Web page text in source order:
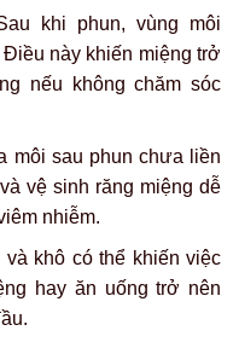
khi phun, vùng môi
này khiến miệng trở
nếu không chăm sóc
môi sau phun chưa liền
vệ sinh răng miệng dễ
nhiễm.
và khô có thể khiến việc
hay ăn uống trở nên